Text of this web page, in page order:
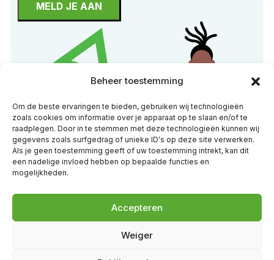
Beheer toestemming
Om de beste ervaringen te bieden, gebruiken wij technologieën
zoals cookies om informatie over je apparaat op te slaan en/of te
raadplegen. Door in te stemmen met deze technologieën kunnen wij
gegevens zoals surfgedrag of unieke ID's op deze site verwerken.
Als je geen toestemming geeft of uw toestemming intrekt, kan dit
een nadelige invloed hebben op bepaalde functies en
mogelijkheden.
Accepteren
Weiger
MELD JE AAN